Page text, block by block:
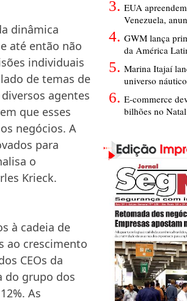
dinâmica
até então não
individuais
de temas de
agentes
que esses
negócios. A
para
o
Krieck.
à cadeia de
ao crescimento
CEOs da
do grupo dos
As
EUA
Venezuela,
GWM lança
da América
Marina Itajaí
universo náutico
E-commerce
bilhões no Natal